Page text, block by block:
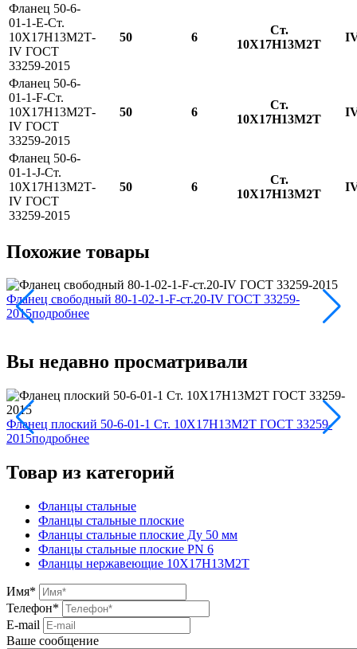
Фланец 50-6-
01-1-E-Ст.
10Х17Н13М2Т-
IV ГОСТ
33259-2015
50 6
Ст.
10Х17Н13М2Т
Фланец 50-6-
01-1-F-Ст.
10Х17Н13М2Т-
IV ГОСТ
33259-2015
50 6
Ст.
10Х17Н13М2Т
Фланец 50-6-
01-1-J-Ст.
10Х17Н13М2Т-
IV ГОСТ
33259-2015
50 6
Ст.
10Х17Н13М2Т
Похожие товары
Фланец свободный 80-1-02-1-F-ст.20-IV ГОСТ 33259-
2015подробнее
Вы недавно просматривали
Фланец плоский 50-6-01-1 Ст. 10Х17Н13М2Т ГОСТ 33259-
2015подробнее
Товар из категорий
Фланцы стальные
Фланцы стальные плоские
Фланцы стальные плоские Ду 50 мм
Фланцы стальные плоские PN 6
Фланцы нержавеющие 10Х17Н13М2Т
Имя*
Телефон*
E-mail
Ваше сообщение